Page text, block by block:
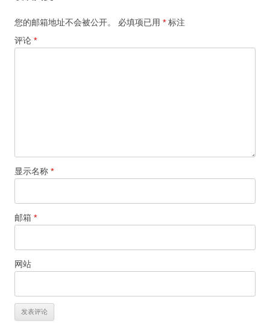
您的邮箱地址不会被公开。 必填项已用 * 标注
评论 *
显示名称 *
邮箱 *
网站